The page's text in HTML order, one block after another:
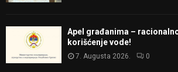
Apel građanima –
korišćenje vode!
7. Augusta 2026. 0